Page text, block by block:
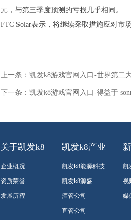
元，与第三季度预测的亏损几乎相同。
FTC Solar表示，将继续采取措施应对市
上一条： 凯发k8游戏官网入口-世界第二
下一条： 凯发k8游戏官网入口-得益于
关于凯发k8
企业概况
资质荣誉
发展历程
凯发k8产业
凯发k8能源科技
凯发k8源盛
酒管公司
直管公司
凯
视
媒